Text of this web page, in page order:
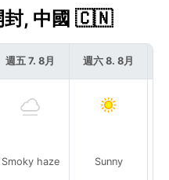
封, 中國 🇨🇳
週五 7. 8月
Smoky haze
週六 8. 8月
Sunny